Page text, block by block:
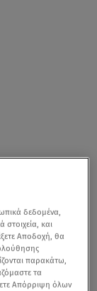
δεδομένα,
και
Αποδοχή, θα
παρακάτω,
τα
Απόρριψη όλων